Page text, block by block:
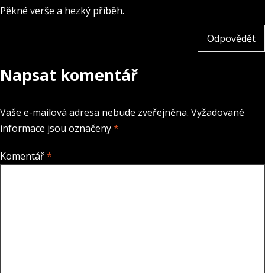
Pěkné verše a hezký příběh.
Odpovědět
Napsat komentář
Vaše e-mailová adresa nebude zveřejněna. Vyžadované
informace jsou označeny*
Komentář*